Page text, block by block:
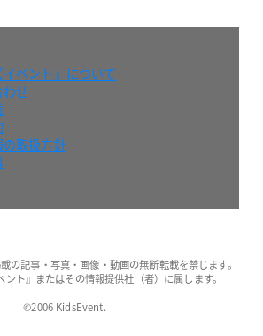
イベント』について
せ
取扱方針
の記事・写真・画像・動画の無断転載を禁じます。
ト』またはその情報提供社（者）に属します。
©2006 KidsEvent.